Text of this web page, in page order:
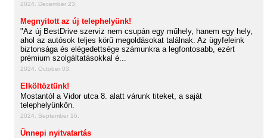
2024. December 23.
Megnyitott az új telephelyünk!
"Az új BestDrive szerviz nem csupán egy műhely, hanem egy hely,
ahol az autósok teljes körű megoldásokat találnak. Az ügyfeleink
biztonsága és elégedettsége számunkra a legfontosabb, ezért
prémium szolgáltatásokkal é...
2024. October 03.
Elköltöztünk!
Mostantól a Vidor utca 8. alatt várunk titeket, a saját
telephelyünkön.
2024. September 16.
Ünnepi nyitvatartás